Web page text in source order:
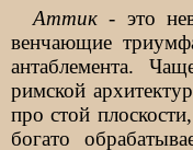
Аттик - это
венчающие
антаблемента.
римской
про стой
богато